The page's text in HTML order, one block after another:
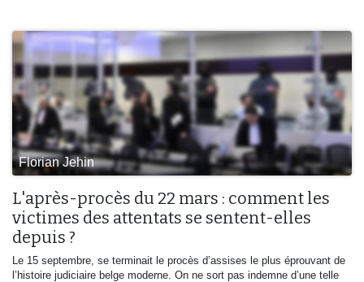
Florian Jehin
L'après-procès du 22 mars : comment les
victimes des attentats se sentent-elles
depuis ?
Le 15 septembre, se terminait le procès d’assises le plus éprouvant de
l’histoire judiciaire belge moderne. On ne sort pas indemne d’une telle